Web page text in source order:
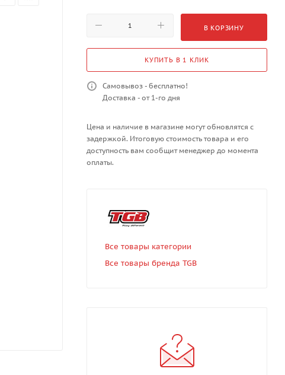
В КОРЗИНУ
КУПИТЬ В 1 КЛИК
Самовывоз - бесплатно!
Доставка - от 1-го дня
Цена и наличие в магазине могут обновлятся с
задержкой. Итоговую стоимость товара и его
доступность вам сообщит менеджер до момента
оплаты.
Все товары категории
Все товары бренда TGB